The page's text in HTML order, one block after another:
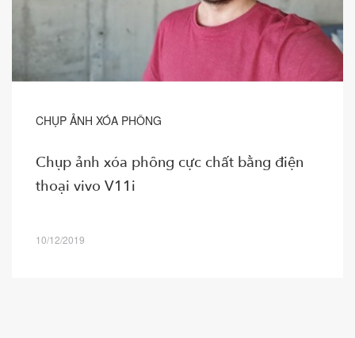
CHỤP ẢNH XÓA PHÔNG
Chụp ảnh xóa phông cực chất bằng điện
thoại vivo V11i
10/12/2019